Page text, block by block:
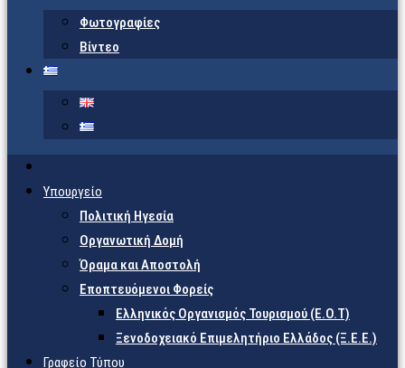
Φωτογραφίες
Βίντεο
Υπουργείο
Πολιτική Ηγεσία
Οργανωτική Δομή
Όραμα και Αποστολή
Εποπτευόμενοι Φορείς
Eλληνικός Οργανισμός Τουρισμού (Ε.Ο.Τ)
Ξενοδοχειακό Επιμελητήριο Ελλάδος (Ξ.Ε.Ε.)
Γραφείο Τύπου